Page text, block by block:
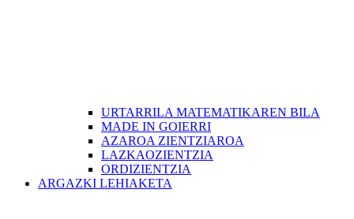
URTARRILA MATEMATIKAREN BILA
MADE IN GOIERRI
AZAROA ZIENTZIAROA
LAZKAOZIENTZIA
ORDIZIENTZIA
ARGAZKI LEHIAKETA